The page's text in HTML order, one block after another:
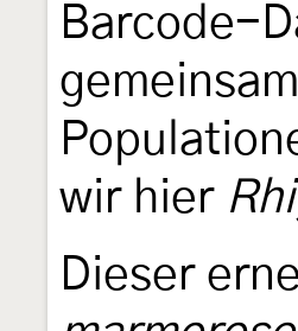
Barcode-
wir hier
Dieser